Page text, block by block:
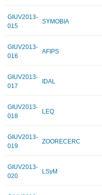
GIUV2013-
015
SYMOBIA
GIUV2013-
016
AFIPS
GIUV2013-
017
IDAL
GIUV2013-
018
LEQ
GIUV2013-
019
ZOORECERC
GIUV2013-
020
LSyM